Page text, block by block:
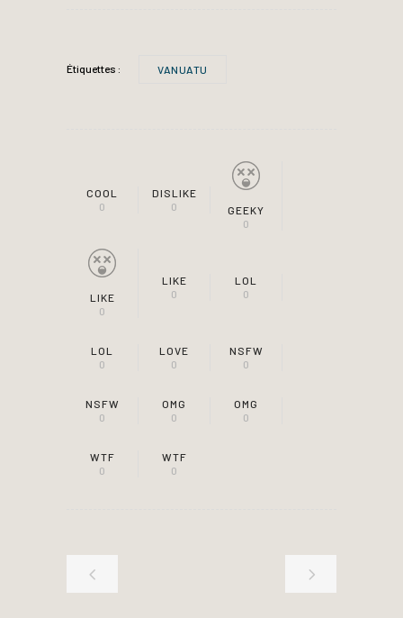
Étiquettes : VANUATU
COOL
0
DISLIKE
0
GEEKY
0
LIKE
0
LIKE
0
LOL
0
LOL
0
LOVE
0
NSFW
0
NSFW
0
OMG
0
OMG
0
WTF
0
WTF
0